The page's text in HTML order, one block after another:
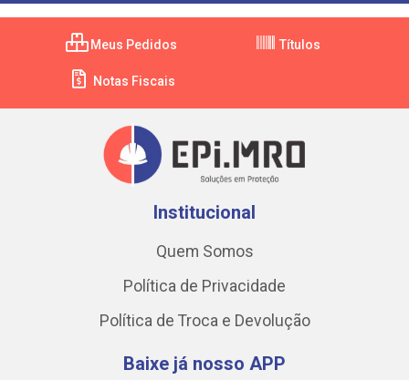
Meus Pedidos Títulos
Notas Fiscais
Institucional
Quem Somos
Política de Privacidade
Política de Troca e Devolução
Baixe já nosso APP